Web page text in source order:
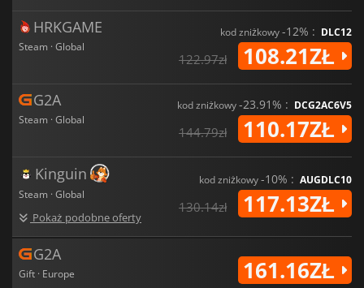
HRKGAME
Steam · Global
kod zniżkowy-12% : DLC12
122.97zł 108.21ZŁ
G2A
Steam · Global
kod zniżkowy-23.91% : DCG2AC6V5
144.79zł 110.17ZŁ
Kinguin
Steam · Global
Pokaż podobne oferty
kod zniżkowy-10% : AUGDLC10
130.14zł 117.13ZŁ
G2A
Gift · Europe 161.16ZŁ